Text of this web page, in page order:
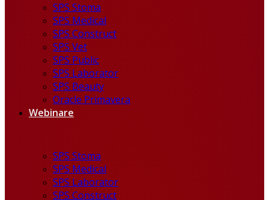
SPS Stoma
SPS Medical
SPS Construct
SPS Vet
SPS Public
SPS Laborator
SPS Beauty
Oracle Primavera
Webinare
SPS Stoma
SPS Medical
SPS Laborator
SPS Construct